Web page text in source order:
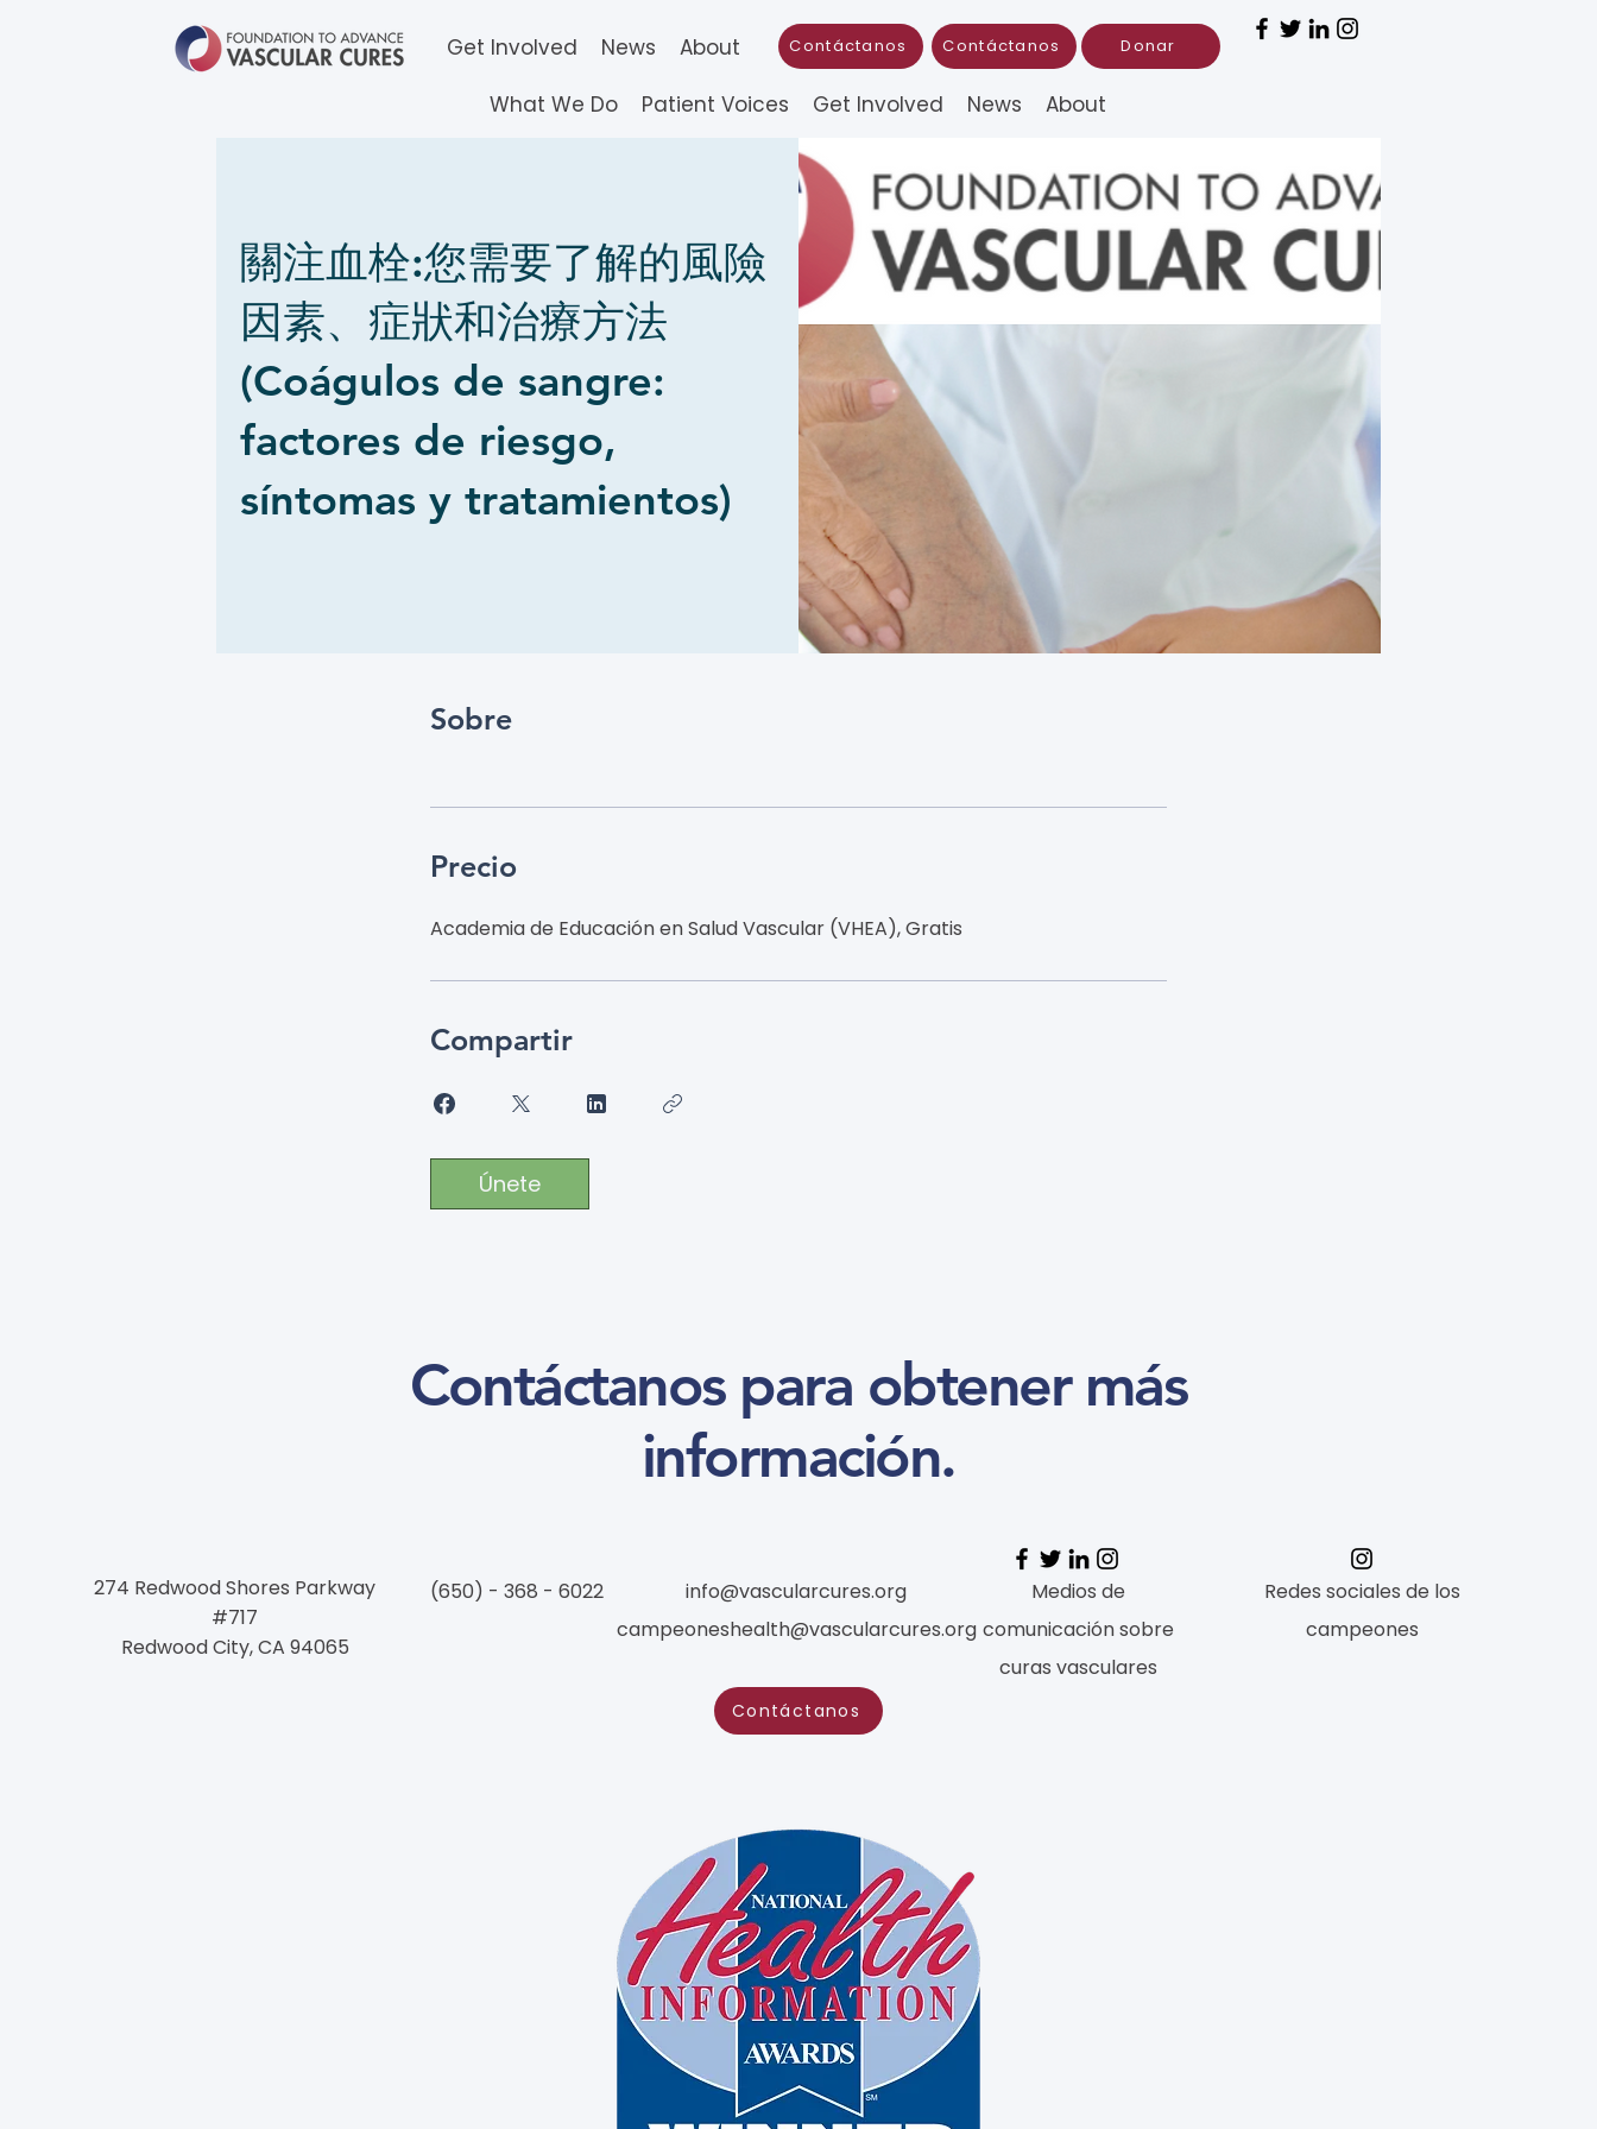
Get Involved News About Contáctanos Contáctanos Donar
What We Do Patient Voices Get Involved News About
關注血栓:您需要了解的風險
因素、症狀和治療方法
(Coágulos de sangre:
factores de riesgo,
síntomas y tratamientos)
Sobre
Precio
Academia de Educación en Salud Vascular (VHEA), Gratis
Compartir
Únete
Contáctanos para obtener más
información.
274 Redwood Shores Parkway
#717
Redwood City, CA 94065
(650) - 368 - 6022
info@vascularcures.org
campeoneshealth@vascularcures.org
Contáctanos
Medios de
comunicación sobre
curas vasculares
Redes sociales de los
campeones